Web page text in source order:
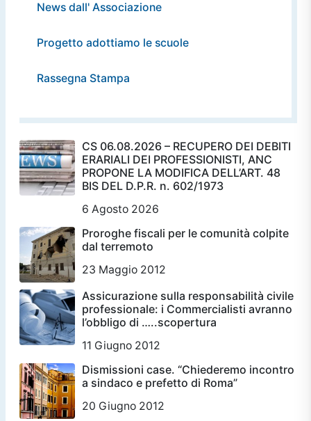
News dall' Associazione
Progetto adottiamo le scuole
Rassegna Stampa
CS 06.08.2026 – RECUPERO DEI DEBITI
ERARIALI DEI PROFESSIONISTI, ANC
PROPONE LA MODIFICA DELL’ART. 48
BIS DEL D.P.R. n. 602/1973
6 Agosto 2026
Proroghe fiscali per le comunità colpite
dal terremoto
23 Maggio 2012
Assicurazione sulla responsabilità civile
professionale: i Commercialisti avranno
l’obbligo di …..scopertura
11 Giugno 2012
Dismissioni case. “Chiederemo incontro
a sindaco e prefetto di Roma”
20 Giugno 2012